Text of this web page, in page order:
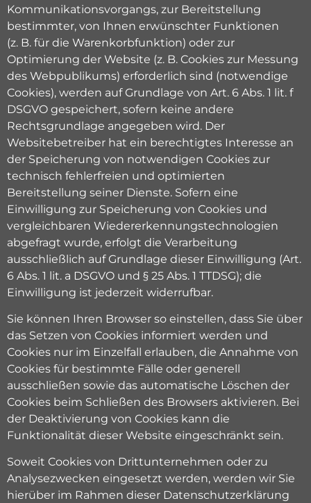
Kommunikationsvorgangs, zur Bereitstellung
bestimmter, von Ihnen erwünschter Funktionen
(z. B. für die Warenkorbfunktion) oder zur
Optimierung der Website (z. B. Cookies zur Messung
des Webpublikums) erforderlich sind (notwendige
Cookies), werden auf Grundlage von Art. 6 Abs. 1 lit. f
DSGVO gespeichert, sofern keine andere
Rechtsgrundlage angegeben wird. Der
Websitebetreiber hat ein berechtigtes Interesse an
der Speicherung von notwendigen Cookies zur
technisch fehlerfreien und optimierten
Bereitstellung seiner Dienste. Sofern eine
Einwilligung zur Speicherung von Cookies und
vergleichbaren Wiedererkennungstechnologien
abgefragt wurde, erfolgt die Verarbeitung
ausschließlich auf Grundlage dieser Einwilligung (Art.
6 Abs. 1 lit. a DSGVO und § 25 Abs. 1 TTDSG); die
Einwilligung ist jederzeit widerrufbar.
Sie können Ihren Browser so einstellen, dass Sie über
das Setzen von Cookies informiert werden und
Cookies nur im Einzelfall erlauben, die Annahme von
Cookies für bestimmte Fälle oder generell
ausschließen sowie das automatische Löschen der
Cookies beim Schließen des Browsers aktivieren. Bei
der Deaktivierung von Cookies kann die
Funktionalität dieser Website eingeschränkt sein.
Soweit Cookies von Drittunternehmen oder zu
Analysezwecken eingesetzt werden, werden wir Sie
hierüber im Rahmen dieser Datenschutzerklärung